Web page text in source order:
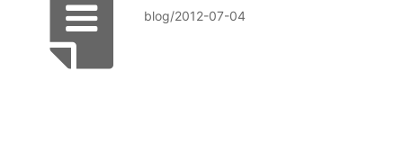
blog/2012-07-04